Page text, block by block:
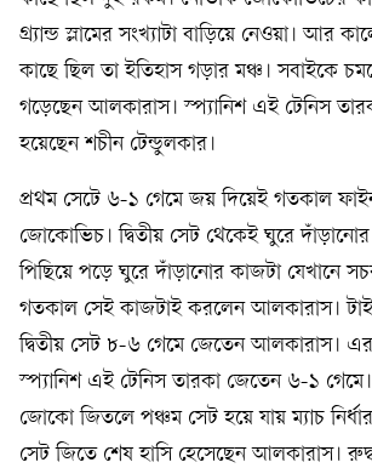
গ্র্যান্ড স্লামের সংখ্যাটা বাড়িয়ে নেওয়া। আর
কাছে ছিল তা ইতিহাস গড়ার মঞ্চ। সবাইকে
গড়েছেন আলকারাস। স্প্যানিশ এই টেনিস
হয়েছেন শচীন টেন্ডুলকার।
প্রথম সেটে ৬-১ গেমে জয় দিয়েই গতকাল
জোকোভিচ। দ্বিতীয় সেট থেকেই ঘুরে
পিছিয়ে পড়ে ঘুরে দাঁড়ানোর কাজটা যেখানে
গতকাল সেই কাজটাই করলেন আলকারাস।
দ্বিতীয় সেট ৮-৬ গেমে জেতেন আলকারাস।
স্প্যানিশ এই টেনিস তারকা জেতেন ৬-১
জোকো জিতলে পঞ্চম সেট হয়ে যায় ম্যাচ
সেট জিতে শেষ হাসি হেসেছেন আলকারাস।